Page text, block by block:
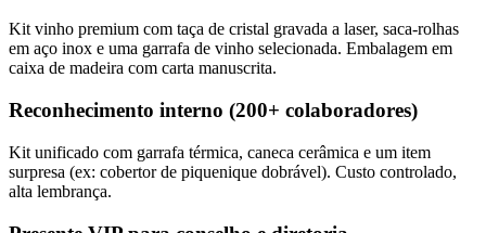
Kit vinho premium com taça de cristal gravada a laser, saca-rolhas
em aço inox e uma garrafa de vinho selecionada. Embalagem em
caixa de madeira com carta manuscrita.
Reconhecimento interno (200+ colaboradores)
Kit unificado com garrafa térmica, caneca cerâmica e um item
surpresa (ex: cobertor de piquenique dobrável). Custo controlado,
alta lembrança.